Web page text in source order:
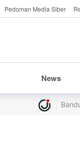
Pedoman Media Siber
News